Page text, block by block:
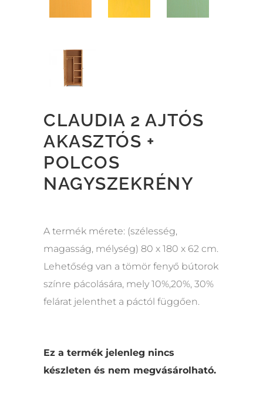
CLAUDIA 2 AJTÓS
AKASZTÓS +
POLCOS
NAGYSZEKRÉNY
A termék mérete: (szélesség,
magasság, mélység) 80 x 180 x 62 cm.
Lehetőség van a tömör fenyő bútorok
színre pácolására, mely 10%,20%, 30%
felárat jelenthet a páctól függően.
Ez a termék jelenleg nincs
készleten és nem megvásárolható.